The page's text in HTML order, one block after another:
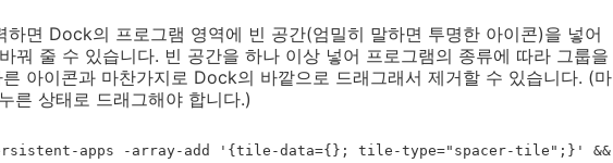
면 Dock의 프로그램 영역에 빈 공간(엄밀히 말하면 투명한 아이콘)을 넣어
꿔 줄 수 있습니다. 빈 공간을 하나 이상 넣어 프로그램의 종류에 따라 그룹을
아이콘과 마찬가지로 Dock의 바깥으로 드래그래서 제거할 수 있습니다. (마
른 상태로 드래그해야 합니다.)
apps -array-add '{tile-data={}; tile-type="spacer-tile";}' &&